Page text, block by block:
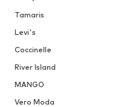
Tamaris
Levi's
Coccinelle
River Island
MANGO
Vero Moda